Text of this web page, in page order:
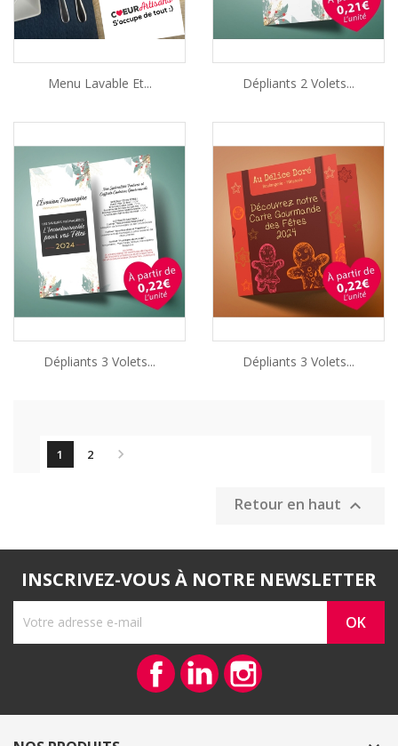
Menu Lavable Et... Dépliants 2 Volets...
Dépliants 3 Volets... Dépliants 3 Volets...
1 2 
Retour en haut 
INSCRIVEZ-VOUS À NOTRE NEWSLETTER
FacebookVimeo